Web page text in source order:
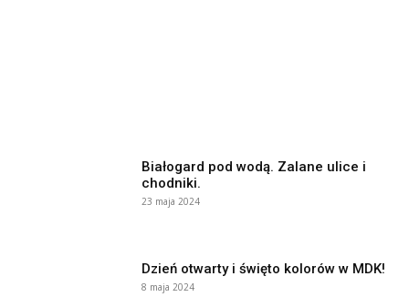
Białogard pod wodą. Zalane ulice i
chodniki.
23 maja 2024
Dzień otwarty i święto kolorów w MDK!
8 maja 2024